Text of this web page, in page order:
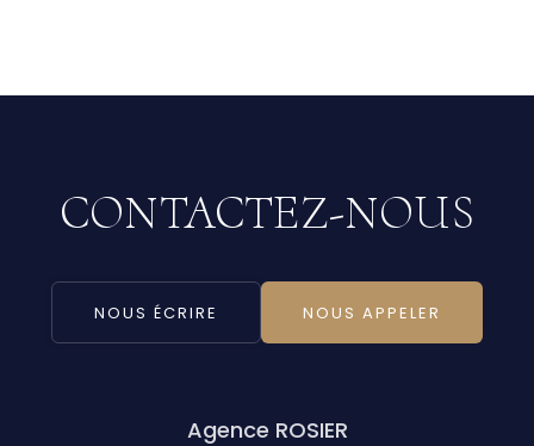
CONTACTEZ-NOUS
NOUS ÉCRIRE NOUS APPELER
Agence ROSIER